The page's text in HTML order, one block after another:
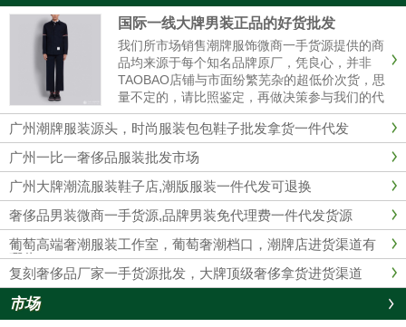
国际一线大牌男装正品的好货批发
我们所市场销售潮牌服饰微商一手货源提供的商
品均来源于每个知名品牌原厂，凭良心，并非
TAOBAO店铺与市面纷繁芜杂的超低价次货，思
量不定的，请比照鉴定，再做决策参与我们的代
理商。 我们的服装不管做工、用材，原产地都是
和淘宝店铺的衣服彻底不同的，所以本质没有对
比性，也完全没必要性比较......
广州潮牌服装源头，时尚服装包包鞋子批发拿货一件代发
广州一比一奢侈品服装批发市场
广州大牌潮流服装鞋子店,潮版服装一件代发可退换
奢侈品男装微商一手货源,品牌男装免代理费一件代发货源
葡萄高端奢潮服装工作室，葡萄奢潮档口，潮牌店进货渠道有
哪些？
复刻奢侈品厂家一手货源批发，大牌顶级奢侈拿货进货渠道
市场